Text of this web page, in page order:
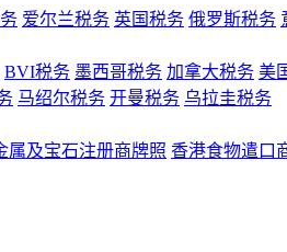
爱尔兰税务 英国税务 俄罗斯税务
BVI税务 墨西哥税务 加拿大税务 美
马绍尔税务 开曼税务 乌拉圭税务
属及宝石注册商牌照 香港食物遣口